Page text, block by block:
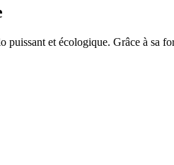
et écologique. Grâce à sa